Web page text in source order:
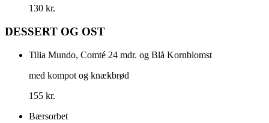
130 kr.
DESSERT OG OST
Tilia Mundo, Comté 24 mdr. og Blå Kornblomst
med kompot og knækbrød
155 kr.
Bærsorbet